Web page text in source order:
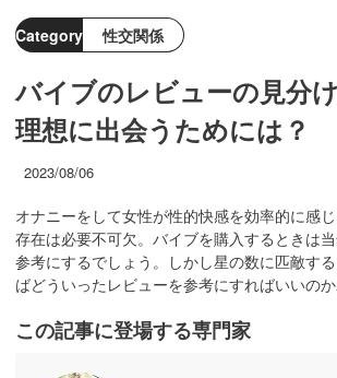
Category 性交関係
バイブのレビューの見分
理想に出会うためには？
2023/08/06
オナニーをして女性が性的快感を効率的に感
存在は必要不可欠。バイブを購入するときは
参考にするでしょう。しかし星の数に匹敵す
ばどういったレビューを参考にすればいいのか
この記事に登場する専門家